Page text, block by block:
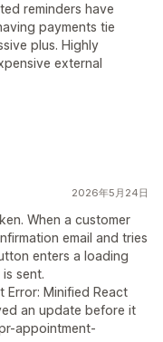
reminders have
payments tie
plus. Highly
external
2026年5月24日
When a customer
email and tries
enters a loading
sent.
Error: Minified React
an update before it
appointment-